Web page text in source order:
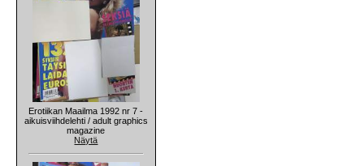
Erotiikan Maailma 1992 nr 7 -
aikuisviihdelehti / adult graphics
magazine
Näytä